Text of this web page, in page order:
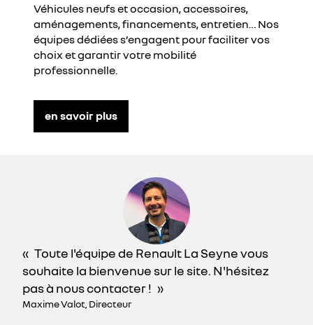
Véhicules neufs et occasion, accessoires,
aménagements, financements, entretien… Nos
équipes dédiées s’engagent pour faciliter vos
choix et garantir votre mobilité
professionnelle.
en savoir plus
Toute l'équipe de Renault La Seyne vous
souhaite la bienvenue sur le site. N'hésitez
pas à nous contacter !
Maxime Valot, Directeur